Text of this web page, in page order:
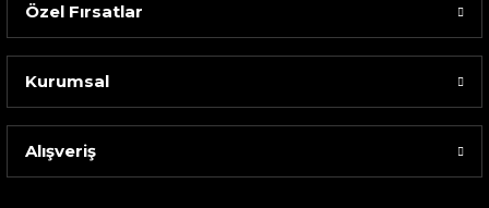
Sarev Elfıda Flanel Nevresim Takımı Çift Kişili...
Özel Fırsatlar
Kurumsal
Alışveriş